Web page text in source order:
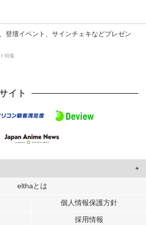
登壇イベント、サインチェキなどプレゼン
特集
イト
して、ユーザーに合わせたコンテンツや広告の
解析の各パートナーに提供しています。
elthaとは
個人情報保護方針
採用情報